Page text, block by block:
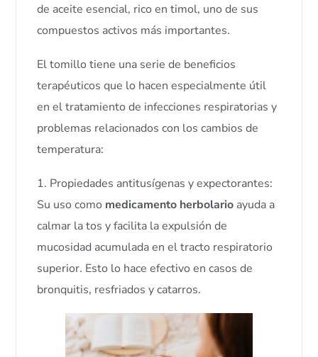
de aceite esencial, rico en timol, uno de sus
compuestos activos más importantes.
El tomillo tiene una serie de beneficios
terapéuticos que lo hacen especialmente útil
en el tratamiento de infecciones respiratorias y
problemas relacionados con los cambios de
temperatura:
1. Propiedades antitusígenas y expectorantes:
Su uso como medicamento herbolario ayuda a
calmar la tos y facilita la expulsión de
mucosidad acumulada en el tracto respiratorio
superior. Esto lo hace efectivo en casos de
bronquitis, resfriados y catarros.